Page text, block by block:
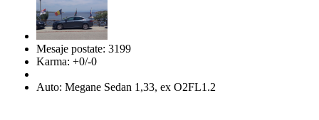
Mesaje postate: 3199
Karma: +0/-0
Auto: Megane Sedan 1,33, ex O2FL1.2